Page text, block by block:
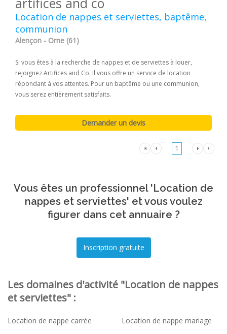
Location de nappes et serviettes, baptême,
communion
Alençon - Orne (61)
Si vous êtes à la recherche de nappes et de serviettes à louer,
rejoignez Artifices and Co. Il vous offre un service de location
répondant à vos attentes. Pour un baptême ou une communion,
vous serez entièrement satisfaits.
1
Vous êtes un professionnel 'Location de
nappes et serviettes' et vous voulez
figurer dans cet annuaire ?
Les domaines d'activité "Location de nappes
et serviettes" :
Location de nappe carrée Location de nappe mariage